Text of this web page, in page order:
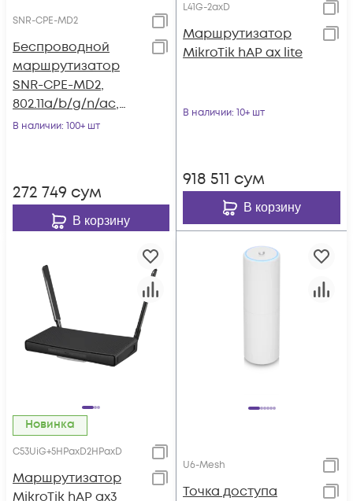
SNR-CPE-MD2
Беспроводной
маршрутизатор
SNR-CPE-MD2,
802.11a/b/g/n/ac,
5xFE RJ45
В наличии: 100+ шт
272 749 сум
В корзину
L41G-2axD
Маршрутизатор
MikroTik hAP ax lite
В наличии: 10+ шт
918 511 сум
В корзину
Новинка
C53UiG+5HPaxD2HPaxD
Маршрутизатор
MikroTik hAP ax3
U6-Mesh
Toчка доступа